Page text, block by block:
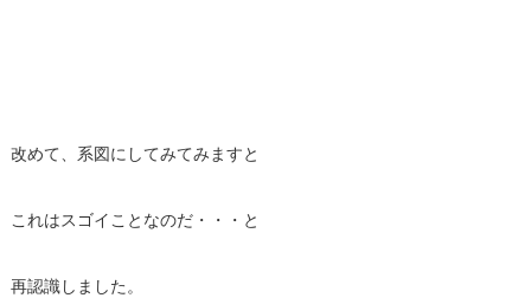
改めて、系図にしてみてみますと
これはスゴイことなのだ・・・と
再認識しました。